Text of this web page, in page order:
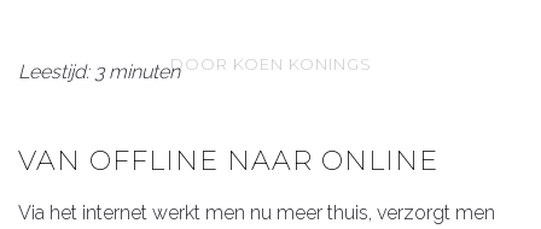
DOOR KOEN KONINGS
Leestijd: 3 minuten
VAN OFFLINE NAAR ONLINE
Via het internet werkt men nu meer thuis, verzorgt men